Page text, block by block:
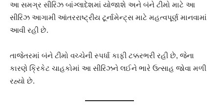
આ સમગ્ર સીરિઝ બાંગ્લાદેશમાં યોજાશે અને બંને ટીમો માટે આ
સીરિઝ આગામી આંતરરાષ્ટ્રીય ટૂર્નામેન્ટ્સ માટે મહત્વપૂર્ણ માનવામાં
આવી રહી છે.
તાજેતરમાં બંને ટીમો વચ્ચેની સ્પર્ધા કાફી ટક્કરભરી રહી છે, જેના
કારણે ક્રિકેટ ચાહકોમાં આ સીરિઝને લઈને ભારે ઉત્સાહ જોવા મળી
રહ્યો છે.